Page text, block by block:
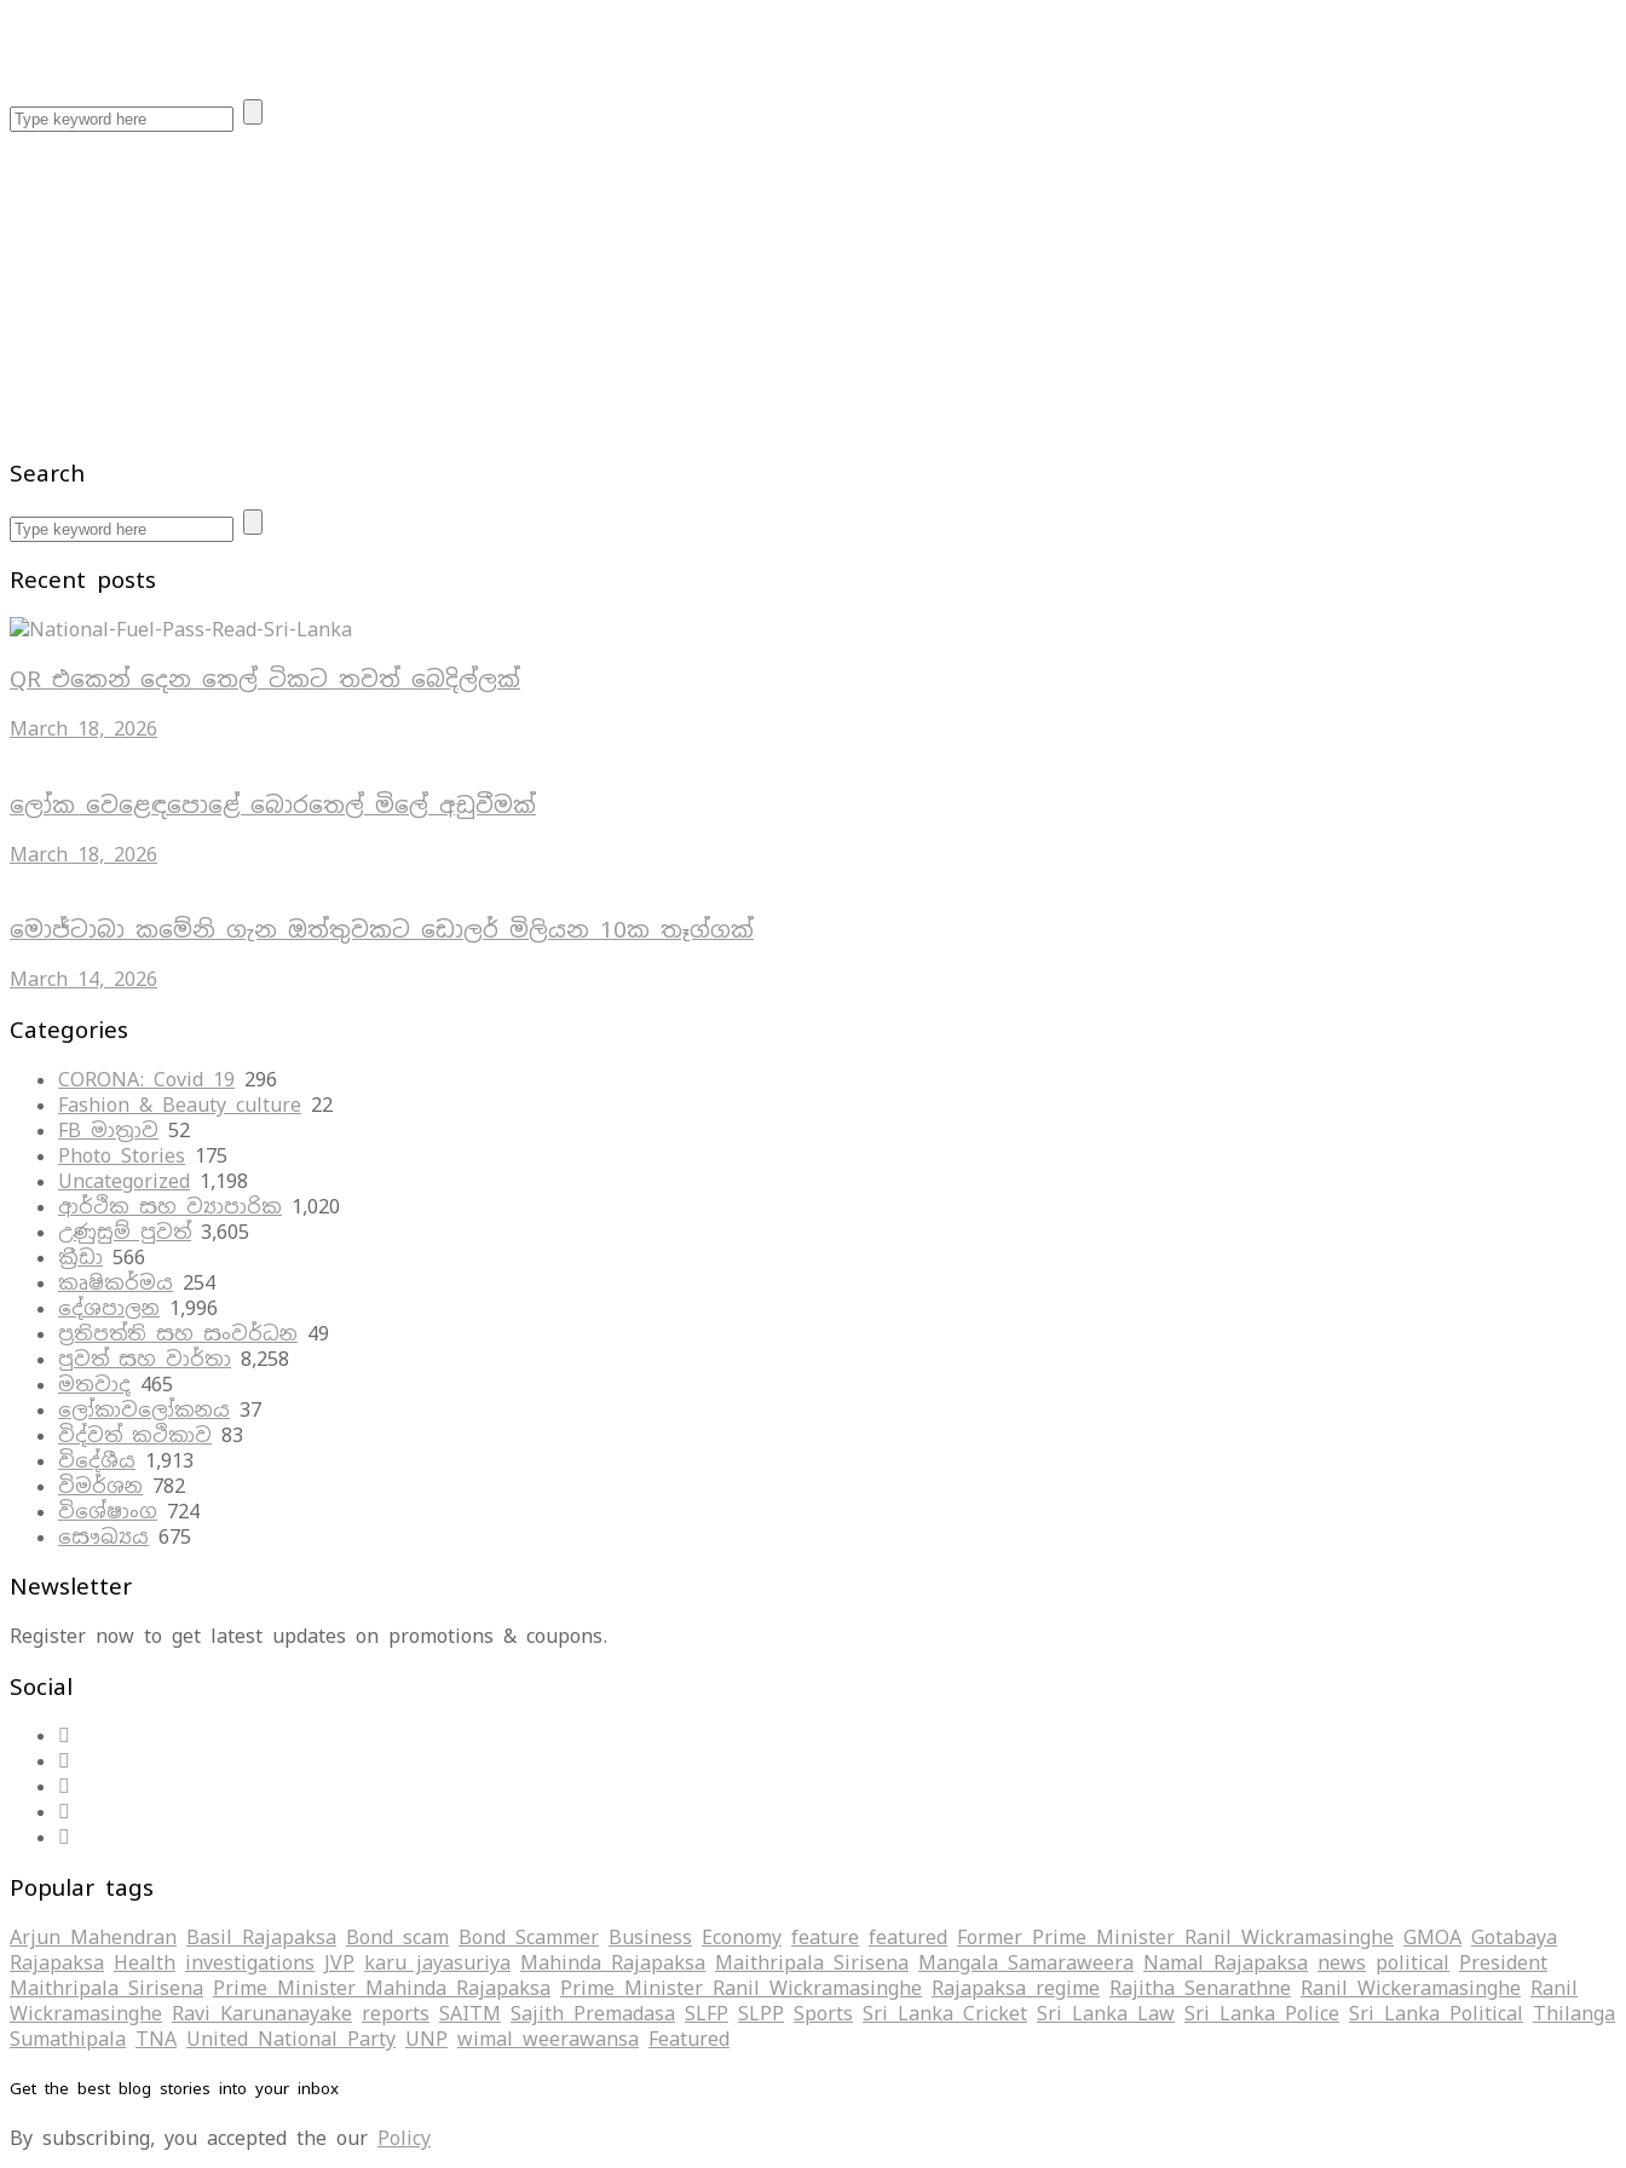
Search
Recent posts
QR එකෙන් දෙන තෙල් ටිකට තවත් බෙදිල්ලක්
March 18, 2026
ලෝක වෙළෙඳපොළේ බොරතෙල් මිලේ අඩුවීමක්
March 18, 2026
මොජ්ටාබා කමේනි ගැන ඔත්තුවකට ඩොලර් මිලියන 10ක තෑග්ගක්
March 14, 2026
Categories
CORONA: Covid 19 296
Fashion & Beauty culture 22
FB මාත්‍රාව 52
Photo Stories 175
Uncategorized 1,198
ආර්ථික සහ ව්‍යාපාරික 1,020
උණුසුම් පුවත් 3,605
ක්‍රීඩා 566
කෘෂිකර්මය 254
දේශපාලන 1,996
ප්‍රතිපත්ති සහ සංවර්ධන 49
පුවත් සහ වාර්තා 8,258
මතවාද 465
ලෝකාවලෝකනය 37
විද්වත් කථිකාව 83
විදේශීය 1,913
විමර්ශන 782
විශේෂාංග 724
සෞඛ්‍යය 675
Newsletter
Register now to get latest updates on promotions & coupons.
Social
Popular tags
Arjun Mahendran Basil Rajapaksa Bond scam Bond Scammer Business Economy feature featured Former Prime Minister Ranil Wickramasinghe GMOA Gotabaya
Rajapaksa Health investigations JVP karu jayasuriya Mahinda Rajapaksa Maithripala Sirisena Mangala Samaraweera Namal Rajapaksa news political President
Maithripala Sirisena Prime Minister Mahinda Rajapaksa Prime Minister Ranil Wickramasinghe Rajapaksa regime Rajitha Senarathne Ranil Wickeramasinghe Ranil
Wickramasinghe Ravi Karunanayake reports SAITM Sajith Premadasa SLFP SLPP Sports Sri Lanka Cricket Sri Lanka Law Sri Lanka Police Sri Lanka Political Thilanga
Sumathipala TNA United National Party UNP wimal weerawansa ‍Featured
Get the best blog stories into your inbox
By subscribing, you accepted the our Policy